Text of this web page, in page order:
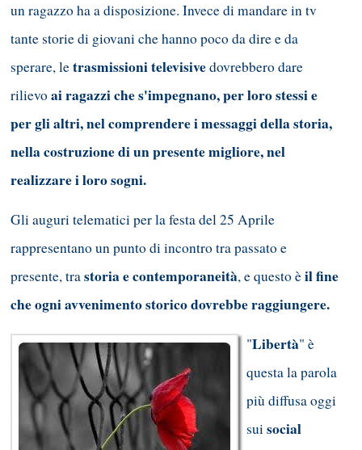
un ragazzo ha a disposizione. Invece di mandare in tv
tante storie di giovani che hanno poco da dire e da
sperare, letrasmissioni televisivedovrebbero dare
rilievoai ragazzi che s'impegnano, per loro stessi e
per gli altri, nel comprendere i messaggi della storia,
nella costruzione di un presente migliore, nel
realizzare i loro sogni.
Gli auguri telematici per la festa del 25 Aprile
rappresentano un punto di incontro tra passato e
presente, trastoria e contemporaneità, e questo èil fine
che ogni avvenimento storico dovrebbe raggiungere.
"Libertà" è
questa la parola
più diffusa oggi
suisocial